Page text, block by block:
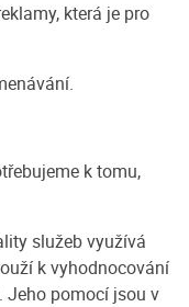
která je pro
k tomu,
služeb využívá
k vyhodnocování
Jeho pomocí jsou v